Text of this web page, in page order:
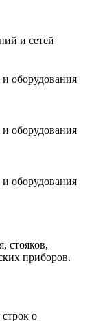
и сетей
оборудования
оборудования
оборудования
стояков,
приборов.
о